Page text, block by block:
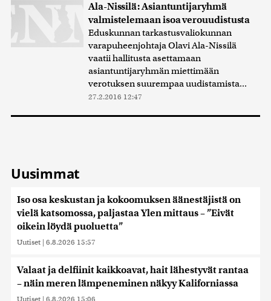
Ala-Nissilä: Asiantuntijaryhmä
valmistelemaan isoa verouudistusta
Eduskunnan tarkastusvaliokunnan
varapuheenjohtaja Olavi Ala-Nissilä
vaatii hallitusta asettamaan
asiantuntijaryhmän miettimään
verotuksen suurempaa uudistamista...
27.2.2016 12:47
Uusimmat
Iso osa keskustan ja kokoomuksen äänestäjistä on
vielä katsomossa, paljastaa Ylen mittaus – ”Eivät
oikein löydä puoluetta”
Uutiset | 6.8.2026 15:57
Valaat ja delfiinit kaikkoavat, hait lähestyvät rantaa
– näin meren lämpeneminen näkyy Kaliforniassa
Uutiset | 6.8.2026 15:06